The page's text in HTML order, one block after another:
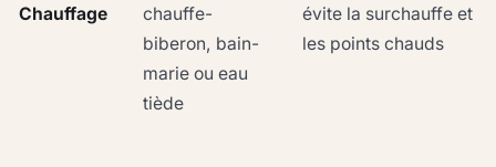
Chauffage
chauffe-
biberon, bain-
marie ou eau
tiède
évite la surchauffe et
les points chauds